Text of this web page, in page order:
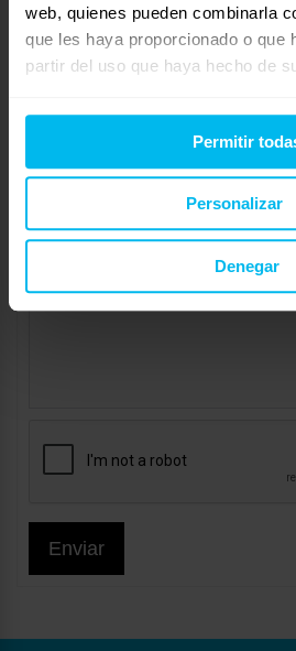
web, quienes pueden combinarla
que les haya proporcionado o que
partir del uso que haya hecho de
Permitir
Personalizar
Denegar
Web:
Enviar